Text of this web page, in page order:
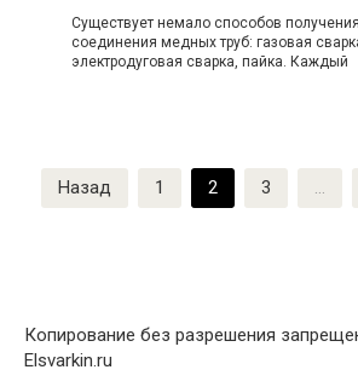
Существует немало способов
соединения медных труб: газовая
электродуговая сварка, пайка. Каждый
Навигация
по
Назад 1 2 3 …
Копирование без разрешения
Elsvarkin.ru